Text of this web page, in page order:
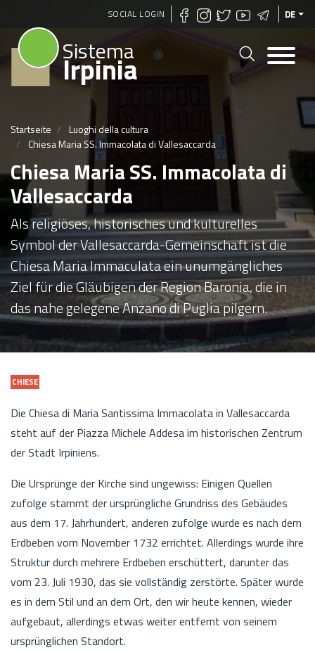
Direkt
zum
SOCIAL LOGIN DE
Sistema
Irpinia
Startseite
Luoghi della cultura
Chiesa Maria SS. Immacolata di Vallesaccarda
Chiesa Maria SS. Immacolata di
Vallesaccarda
Als religiöses, historisches und kulturelles
Symbol der Vallesaccarda-Gemeinschaft ist die
Chiesa Maria Immaculata ein unumgängliches
Ziel für die Gläubigen der Region Baronia, die in
das nahe gelegene Anzano di Puglia pilgern.
CHIESE
Die Chiesa di Maria Santissima Immacolata in Vallesaccarda
steht auf der Piazza Michele Addesa im historischen Zentrum
der Stadt Irpiniens.
Die Ursprünge der Kirche sind ungewiss: Einigen Quellen
zufolge stammt der ursprüngliche Grundriss des Gebäudes
aus dem 17. Jahrhundert, anderen zufolge wurde es nach dem
Erdbeben vom November 1732 errichtet. Allerdings wurde ihre
Struktur durch mehrere Erdbeben erschüttert, darunter das
vom 23. Juli 1930, das sie vollständig zerstörte. Später wurde
es in dem Stil und an dem Ort, den wir heute kennen, wieder
aufgebaut, allerdings etwas weiter entfernt von seinem
ursprünglichen Standort.